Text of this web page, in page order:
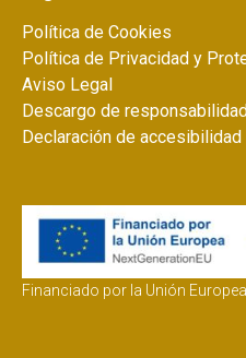
Política de Cookies
Política de Privacidad y
Aviso Legal
Descargo de
Declaración de accesibilidad
Financiado por la Unión